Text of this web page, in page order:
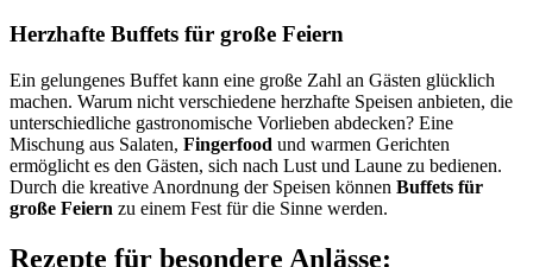
Herzhafte Buffets für große Feiern
Ein gelungenes Buffet kann eine große Zahl an Gästen glücklich
machen. Warum nicht verschiedene herzhafte Speisen anbieten, die
unterschiedliche gastronomische Vorlieben abdecken? Eine
Mischung aus Salaten, Fingerfood und warmen Gerichten
ermöglicht es den Gästen, sich nach Lust und Laune zu bedienen.
Durch die kreative Anordnung der Speisen können Buffets für
große Feiern zu einem Fest für die Sinne werden.
Rezepte für besondere Anlässe: